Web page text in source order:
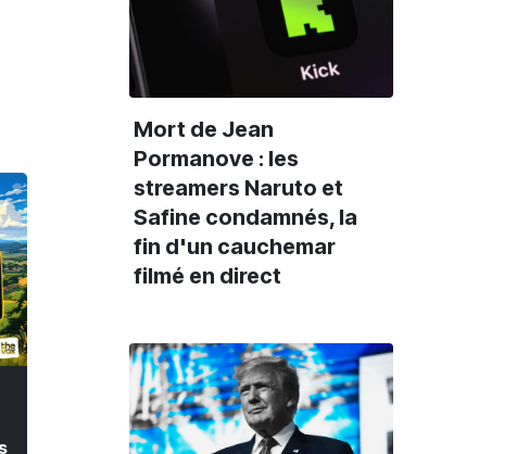
Mort de Jean
Pormanove : les
streamers Naruto et
Safine condamnés, la
fin d'un cauchemar
filmé en direct